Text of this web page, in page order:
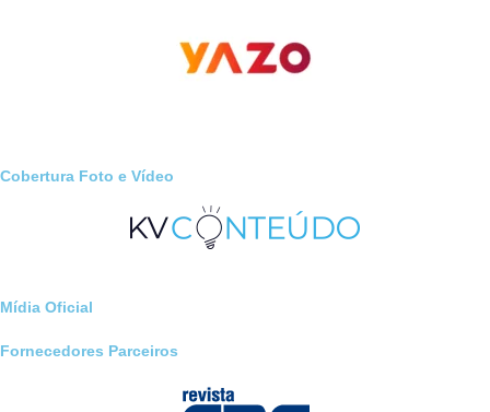
Cobertura Foto e Vídeo
Mídia Oficial
Fornecedores Parceiros